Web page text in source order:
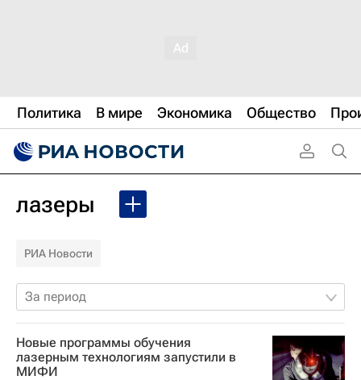
Политика В мире Экономика Общество
лазеры
РИА Новости
За период
Новые программы обучения
лазерным технологиям запустили в
МИФИ